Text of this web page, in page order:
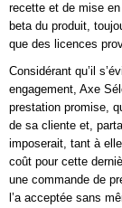
recette et de mise en
beta du produit,
que des licences
Considérant qu’il
engagement, Axe
prestation promise,
de sa cliente et,
imposerait, tant à
coût pour cette
une commande de
l’a acceptée sans